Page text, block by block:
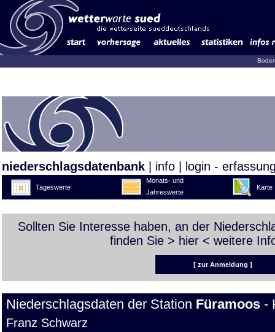
niederschlagsdatenbank info login -
Tageswerte
Monats- und
Jahreswerte
Karte
Sollten Sie Interesse haben, an der
finden Sie > hier < weitere
[ zur Anmeldung ]
Niederschlagsdaten der Station Füramoos -
Franz Schwarz